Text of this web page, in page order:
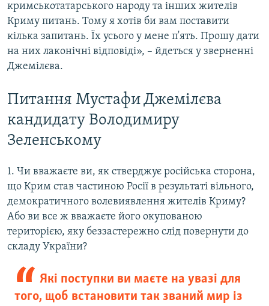
кримськотатарського народу та інших жителів
Криму питань. Тому я хотів би вам поставити
кілька запитань. Їх усього у мене п'ять. Прошу дати
на них лаконічні відповіді», – йдеться у зверненні
Джемілєва.
Питання Мустафи Джемілєва
кандидату Володимиру
Зеленському
1. Чи вважаєте ви, як стверджує російська сторона,
що Крим став частиною Росії в результаті вільного,
демократичного волевиявлення жителів Криму?
Або ви все ж вважаєте його окупованою
територією, яку беззастережно слід повернути до
складу України?
Які поступки ви маєте на увазі для
того, щоб встановити так званий мир із